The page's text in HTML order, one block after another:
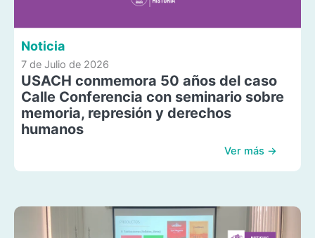
Noticia
7 de Julio de 2026
USACH conmemora 50 años del caso
Calle Conferencia con seminario sobre
memoria, represión y derechos
humanos
Ver más →